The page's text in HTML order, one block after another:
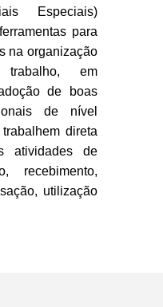
Especiais)
para
na organização
em
de boas
de nível
direta
atividades de
recebimento,
utilização